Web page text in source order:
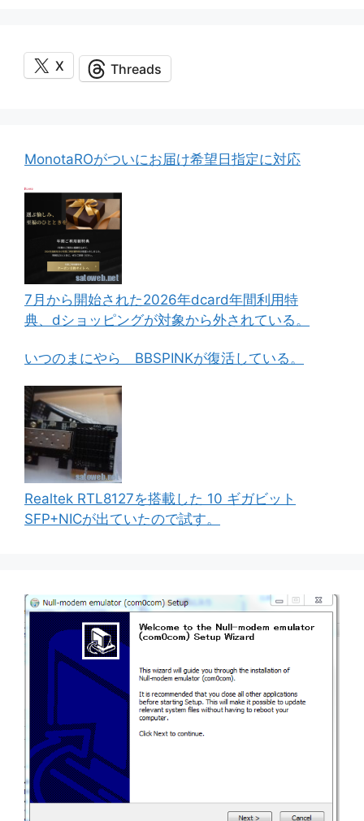
X Threads
MonotaROがついにお届け希望日指定に対応
7月から開始された2026年dcard年間利用特
典、dショッピングが対象から外されている。
いつのまにやら BBSPINKが復活している。
Realtek RTL8127を搭載した 10 ギガビット
SFP+NICが出ていたので試す。